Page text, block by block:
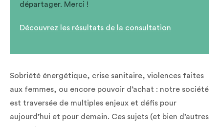
départager. Merci !
Découvrez les résultats de la consultation
Sobriété énergétique, crise sanitaire, violences faites
aux femmes, ou encore pouvoir d’achat : notre société
est traversée de multiples enjeux et défis pour
aujourd’hui et pour demain. Ces sujets (et bien d’autres